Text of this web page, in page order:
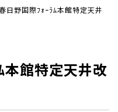
日野国際ﾌｫｰﾗﾑ本館特定天井
館特定天井改